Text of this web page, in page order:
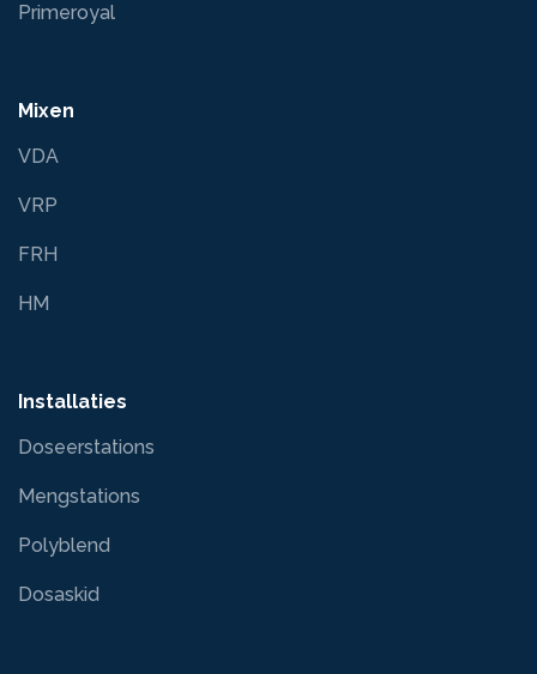
Primeroyal
Mixen
VDA
VRP
FRH
HM
Installaties
Doseerstations
Mengstations
Polyblend
Dosaskid